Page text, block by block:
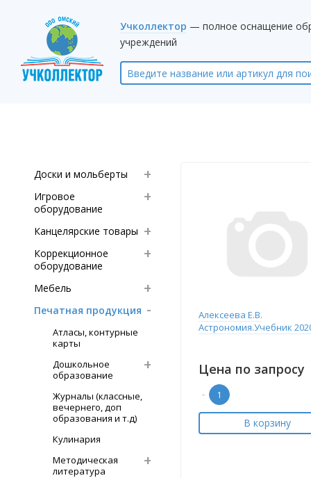
Учколлектор — полное оснащение
учреждений
Доски и мольберты
Игровое
оборудование
Канцелярские товары
Коррекционное
оборудование
Мебель
Печатная продукция
Атласы, контурные
карты
Дошкольное
образование
Журналы (классные,
вечернего, доп
образования и т.д)
Кулинария
Методическая
литература
Алексеева Е.В.
Астрономия.Учебник
Цена по запросу
-
В корзину